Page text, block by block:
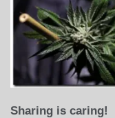
Sharing is caring!